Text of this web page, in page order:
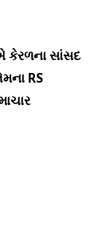
કેરળના સાંસદ
RS